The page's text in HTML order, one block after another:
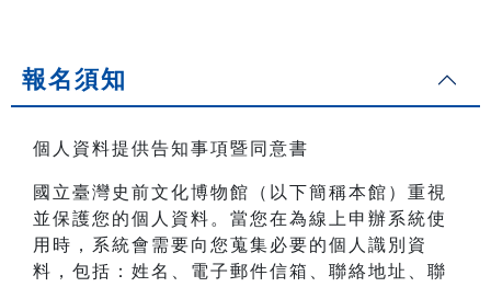
報名須知
個人資料提供告知事項暨同意書
國立臺灣史前文化博物館（以下簡稱本館）重視
並保護您的個人資料。當您在為線上申辦系統使
用時，系統會需要向您蒐集必要的個人識別資
料，包括：姓名、電子郵件信箱、聯絡地址、聯